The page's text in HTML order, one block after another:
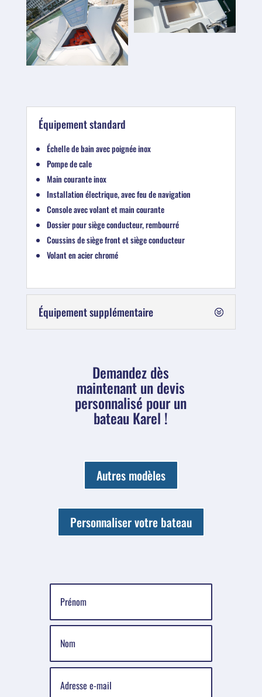
Équipement standard
Échelle de bain avec poignée inox
Pompe de cale
Main courante inox
Installation électrique, avec feu de navigation
Console avec volant et main courante
Dossier pour siège conducteur, rembourré
Coussins de siège front et siège conducteur
Volant en acier chromé
Équipement supplémentaire
Demandez dès
maintenant un devis
personnalisé pour un
bateau Karel !
Autres modèles
Personnaliser votre bateau